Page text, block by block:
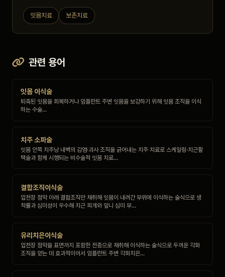
잇몸치료 보존치료
관련 용어
잇몸 이식술
퇴축된 잇몸을 회복하거나 임플란트 주변 잇몸을 보강하기 위해 잇몸 조직을 이식
하는 수술…
치주 소파술
잇몸 안쪽 치주낭 내벽의 감염·괴사 조직을 긁어내는 치주 치료로 스케일링·치근활
택술과 함께 시행되는 비수술적 잇몸 치료…
결합조직이식술
입천장 점막 아래 결합조직만 채취해 잇몸이 내려간 부위에 이식하는 술식으로 생
착률과 심미성이 우수해 치근 피개와 앞니 심미 부…
유리치은이식술
입천장 점막을 표면까지 포함한 전층으로 채취해 이식하는 술식으로 두꺼운 각화
조직을 얻는 데 효과적이어서 임플란트 주변 각화치은…